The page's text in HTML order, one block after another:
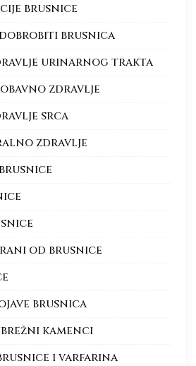
brusnice
brusnica
urinarnog trakta
zdravlje
srca
zdravlje
od brusnice
brusnica
kamenci
i varfarina